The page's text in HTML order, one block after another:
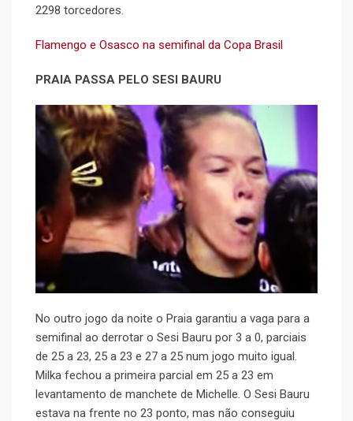
2298 torcedores.
Flamengo e Osasco na semifinal da Copa Brasil
PRAIA PASSA PELO SESI BAURU
No outro jogo da noite o Praia garantiu a vaga para a
semifinal ao derrotar o Sesi Bauru por 3 a 0, parciais
de 25 a 23, 25 a 23 e 27 a 25 num jogo muito igual.
Milka fechou a primeira parcial em 25 a 23 em
levantamento de manchete de Michelle. O Sesi Bauru
estava na frente no 23 ponto, mas não conseguiu